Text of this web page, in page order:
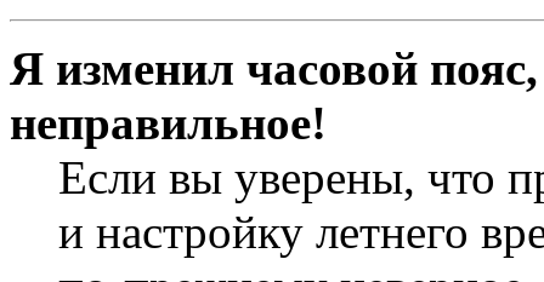
Я изменил часовой
неправильное!
Если вы уверены, что
и настройку летнего